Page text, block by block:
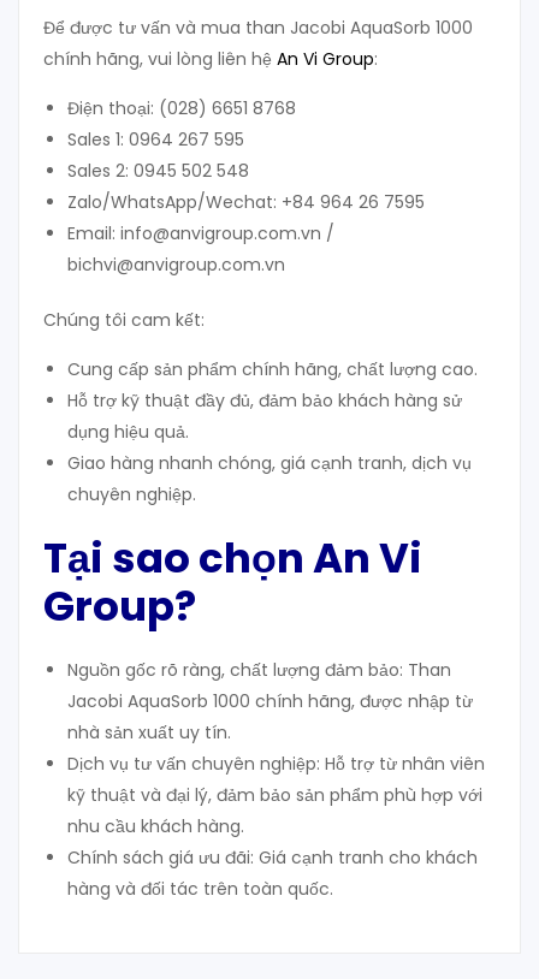
Để được tư vấn và mua than Jacobi AquaSorb 1000
chính hãng, vui lòng liên hệ An Vi Group:
Điện thoại: (028) 6651 8768
Sales 1: 0964 267 595
Sales 2: 0945 502 548
Zalo/WhatsApp/Wechat: +84 964 26 7595
Email: info@anvigroup.com.vn /
bichvi@anvigroup.com.vn
Chúng tôi cam kết:
Cung cấp sản phẩm chính hãng, chất lượng cao.
Hỗ trợ kỹ thuật đầy đủ, đảm bảo khách hàng sử
dụng hiệu quả.
Giao hàng nhanh chóng, giá cạnh tranh, dịch vụ
chuyên nghiệp.
Tại sao chọnAn Vi
Group?
Nguồn gốc rõ ràng, chất lượng đảm bảo: Than
Jacobi AquaSorb 1000 chính hãng, được nhập từ
nhà sản xuất uy tín.
Dịch vụ tư vấn chuyên nghiệp: Hỗ trợ từ nhân viên
kỹ thuật và đại lý, đảm bảo sản phẩm phù hợp với
nhu cầu khách hàng.
Chính sách giá ưu đãi: Giá cạnh tranh cho khách
hàng và đối tác trên toàn quốc.